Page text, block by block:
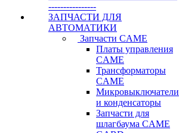
----------------
ЗАПЧАСТИ ДЛЯ
АВТОМАТИКИ
Запчасти CAME
Платы управления
CAME
Трансформаторы
CAME
Микровыключатели
и конденсаторы
Запчасти для
шлагбаума CAME